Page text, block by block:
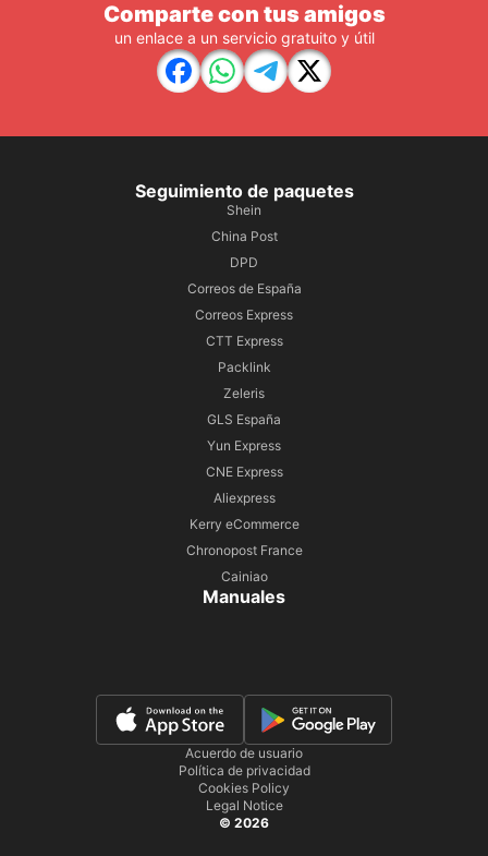
Comparte con tus amigos
un enlace a un servicio gratuito y útil
Seguimiento de paquetes
Shein
China Post
DPD
Correos de España
Correos Express
CTT Express
Packlink
Zeleris
GLS España
Yun Express
CNE Express
Aliexpress
Kerry eCommerce
Chronopost France
Cainiao
Manuales
Acuerdo de usuario
Política de privacidad
Cookies Policy
Legal Notice
© 2026